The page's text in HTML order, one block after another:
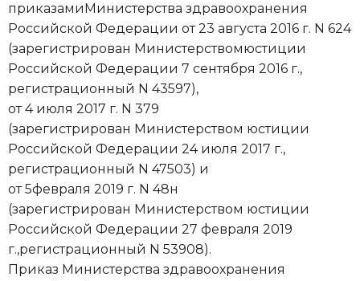
приказамиМинистерства здравоохранения
Российской Федерации от 23 августа 2016 г. N 624
(зарегистрирован Министерствомюстиции
Российской Федерации 7 сентября 2016 г.,
регистрационный N 43597),
от 4 июля 2017 г. N 379
(зарегистрирован Министерством юстиции
Российской Федерации 24 июля 2017 г.,
регистрационный N 47503) и
от 5февраля 2019 г. N 48н
(зарегистрирован Министерством юстиции
Российской Федерации 27 февраля 2019
г.,регистрационный N 53908).
Приказ Министерства здравоохранения